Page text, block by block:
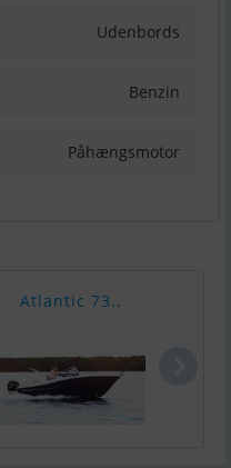
Udenbords
Benzin
Påhængsmotor
Atlantic 73..